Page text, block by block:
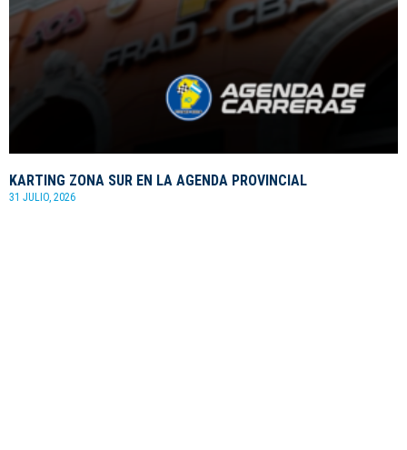
KARTING ZONA SUR EN LA AGENDA PROVINCIAL
31 JULIO, 2026